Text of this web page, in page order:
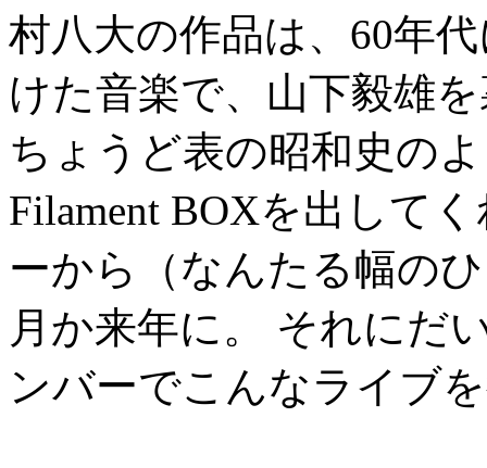
村八大の作品は、60年
けた音楽で、山下毅雄
ちょうど表の昭和史の
Filament BOXを出して
ーから（なんたる幅の
月か来年に。 それにだ
ンバーでこんなライブ